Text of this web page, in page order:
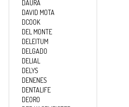
DAURA
DAVID MOTA
DCOOK
DEL MONTE
DELEITUM
DELGADO
DELIAL
DELYS
DENENES
DENTALIFE
DEORO